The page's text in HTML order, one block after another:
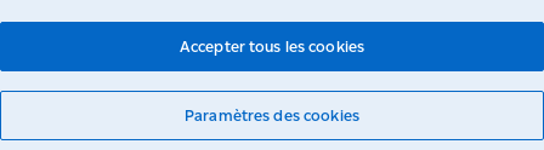
Paramètres des cookies
Accepter tous les cookies